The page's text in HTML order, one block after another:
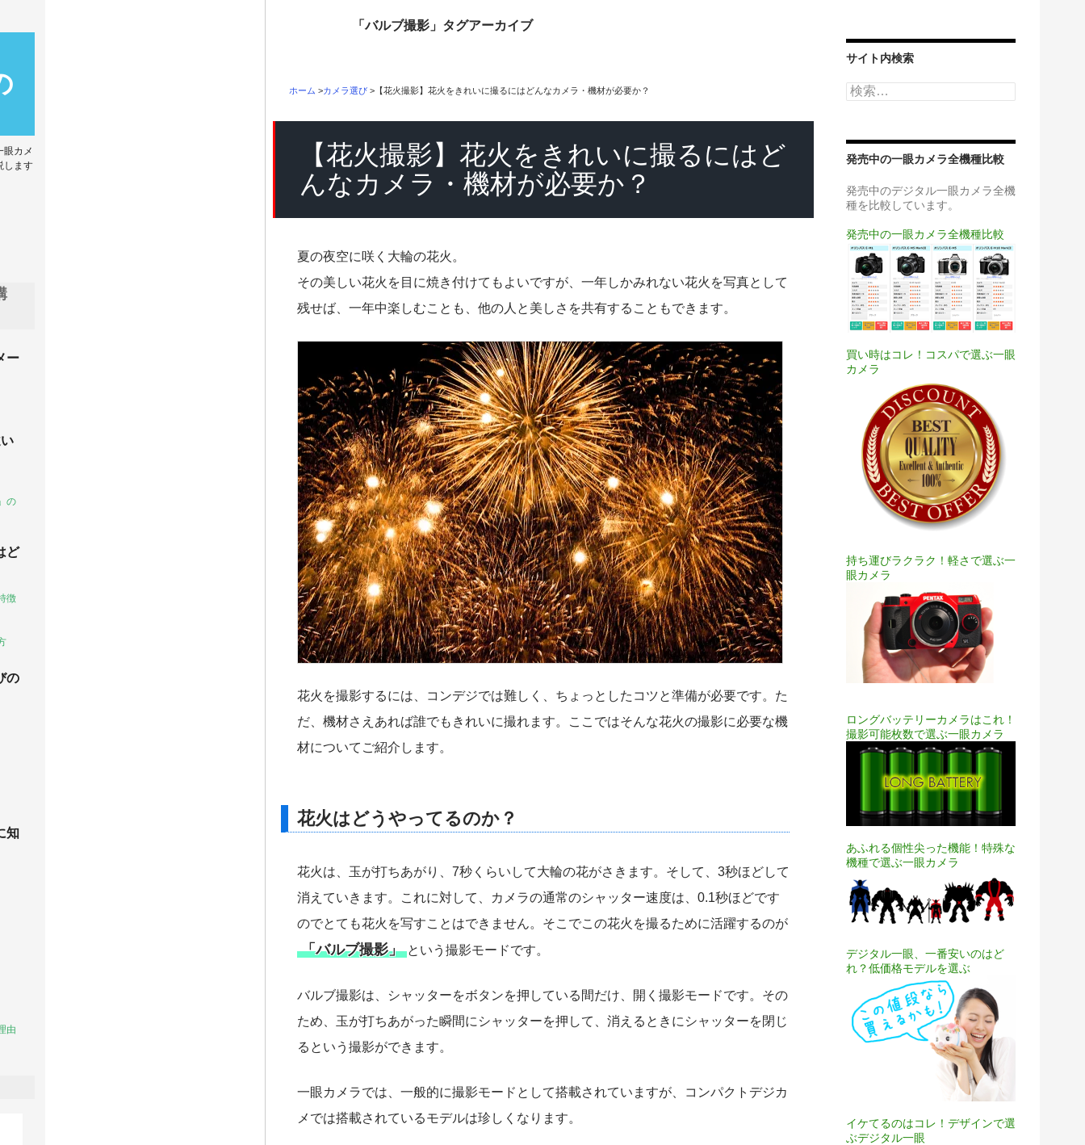
「バルブ撮影」タグアーカイブ
ホーム >カメラ選び > 【花火撮影】花火をきれいに撮るにはどんなカメラ・機材が必要か？
【花火撮影】花火をきれいに撮るにはど
んなカメラ・機材が必要か？
夏の夜空に咲く大輪の花火。
その美しい花火を目に焼き付けてもよいですが、一年しかみれない花火を写真として
残せば、一年中楽しむことも、他の人と美しさを共有することもできます。
花火を撮影するには、コンデジでは難しく、ちょっとしたコツと準備が必要です。た
だ、機材さえあれば誰でもきれいに撮れます。ここではそんな花火の撮影に必要な機
材についてご紹介します。
花火はどうやってるのか？
花火は、玉が打ちあがり、7秒くらいして大輪の花がさきます。そして、3秒ほどして
消えていきます。これに対して、カメラの通常のシャッター速度は、0.1秒ほどです
のでとても花火を写すことはできません。そこでこの花火を撮るために活躍するのが
「バルブ撮影」 という撮影モードです。
バルブ撮影は、シャッターをボタンを押している間だけ、開く撮影モードです。その
ため、玉が打ちあがった瞬間にシャッターを押して、消えるときにシャッターを閉じ
るという撮影ができます。
一眼カメラでは、一般的に撮影モードとして搭載されていますが、コンパクトデジカ
メでは搭載されているモデルは珍しくなります。
サイト内検索
検
索:
発売中の一眼カメラ全機種比較
発売中のデジタル一眼カメラ全機
種を比較しています。
発売中の一眼カメラ全機種比較
買い時はコレ！コスパで選ぶ一眼
カメラ
持ち運びラクラク！軽さで選ぶ一
眼カメラ
ロングバッテリーカメラはこれ！
撮影可能枚数で選ぶ一眼カメラ
あふれる個性尖った機能！特殊な
機種で選ぶ一眼カメラ
デジタル一眼、一番安いのはど
れ？低価格モデルを選ぶ
イケてるのはコレ！デザインで選
ぶデジタル一眼
眼カメ
します
ー
の
ど
徴
の
知
由